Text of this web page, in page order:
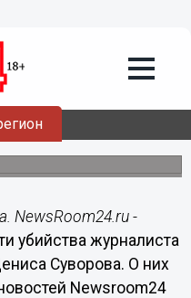
убийства
употребления
NewsRoom24.ru -
убийства журналиста
Суворова. О них
Newsroom24